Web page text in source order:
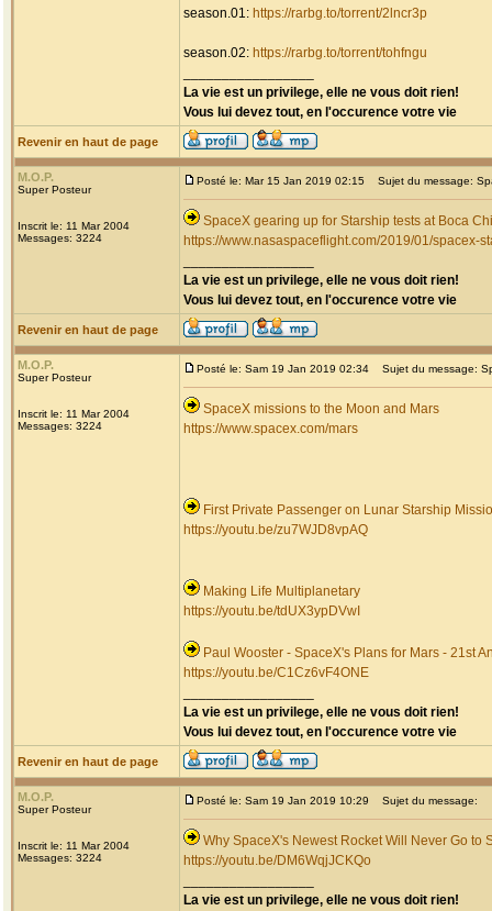
season.01: https://rarbg.to/torrent/2lncr3p
season.02: https://rarbg.to/torrent/tohfngu
La vie est un privilege, elle ne vous doit rien!
Vous lui devez tout, en l'occurence votre vie
Revenir en haut de page
M.O.P.
Super Posteur
Inscrit le: 11 Mar 2004
Messages: 3224
Posté le: Mar 15 Jan 2019 02:15 Sujet du message:
SpaceX gearing up for Starship tests at Boca
https://www.nasaspaceflight.com/2019/01/spacex-
La vie est un privilege, elle ne vous doit rien!
Vous lui devez tout, en l'occurence votre vie
Revenir en haut de page
M.O.P.
Super Posteur
Inscrit le: 11 Mar 2004
Messages: 3224
Posté le: Sam 19 Jan 2019 02:34 Sujet du message:
SpaceX missions to the Moon and Mars
https://www.spacex.com/mars
First Private Passenger on Lunar Starship
https://youtu.be/zu7WJD8vpAQ
Making Life Multiplanetary
https://youtu.be/tdUX3ypDVwI
Paul Wooster - SpaceX's Plans for Mars - 21st
https://youtu.be/C1Cz6vF4ONE
La vie est un privilege, elle ne vous doit rien!
Vous lui devez tout, en l'occurence votre vie
Revenir en haut de page
M.O.P.
Super Posteur
Inscrit le: 11 Mar 2004
Messages: 3224
Posté le: Sam 19 Jan 2019 10:29 Sujet du message:
Why SpaceX's Newest Rocket Will Never Go to
https://youtu.be/DM6WqjJCKQo
La vie est un privilege, elle ne vous doit rien!